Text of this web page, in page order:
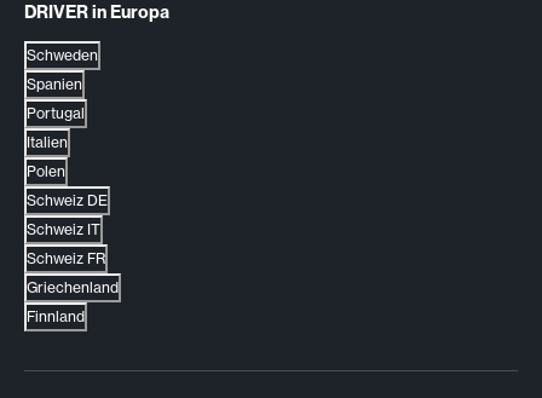
DRIVER in Europa
Schweden
Spanien
Portugal
Italien
Polen
Schweiz DE
Schweiz IT
Schweiz FR
Griechenland
Finnland